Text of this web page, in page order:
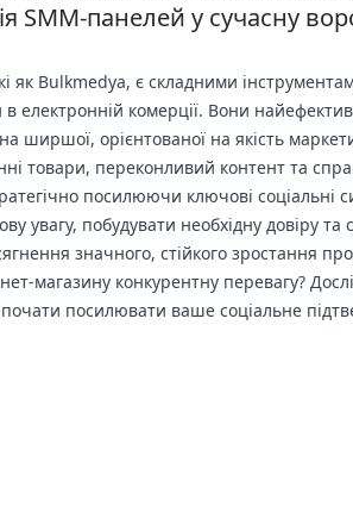
SMM-панелей у сучасну
як Bulkmedya, є складними
в електронній комерції. Вони
ширшої, орієнтованої на якість
товари, переконливий контент та
посилюючи ключові соціальні
увагу, побудувати необхідну довіру та
значного, стійкого зростання
магазину конкурентну перевагу?
посилювати ваше соціальне